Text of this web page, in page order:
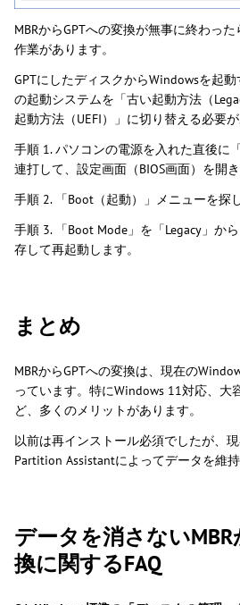
MBRからGPTへの変換が無事に終わっ
作業があります。
GPTにしたディスクからWindowsを起
の起動システムを「古い起動方法（
起動方法（UEFI）」に切り替える必要が
手順 1. パソコンの電源を入れた直後に
連打して、設定画面（BIOS画面）を開き
手順 2. 「Boot（起動）」メニューを探
手順 3. 「Boot Mode」を「Legacy」か
存して再起動します。
まとめ
MBRからGPTへの変換は、現在の
っています。特にWindows 11対応、大
ど、多くのメリットがあります。
以前は再インストール必須でしたが、現
Partition Assistantによってデータを維
データを消さない
換に関するFAQ